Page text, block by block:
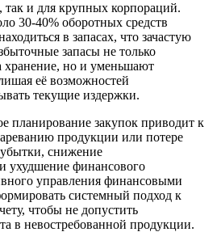
и для крупных корпораций.
30-40% оборотных средств
в запасах, что зачастую
запасы не только
хранение, но и уменьшают
её возможностей
текущие издержки.
планирование закупок приводит к
продукции или потере
снижение
ухудшение финансового
управления финансовыми
системный подход к
чтобы не допустить
в невостребованной продукции.